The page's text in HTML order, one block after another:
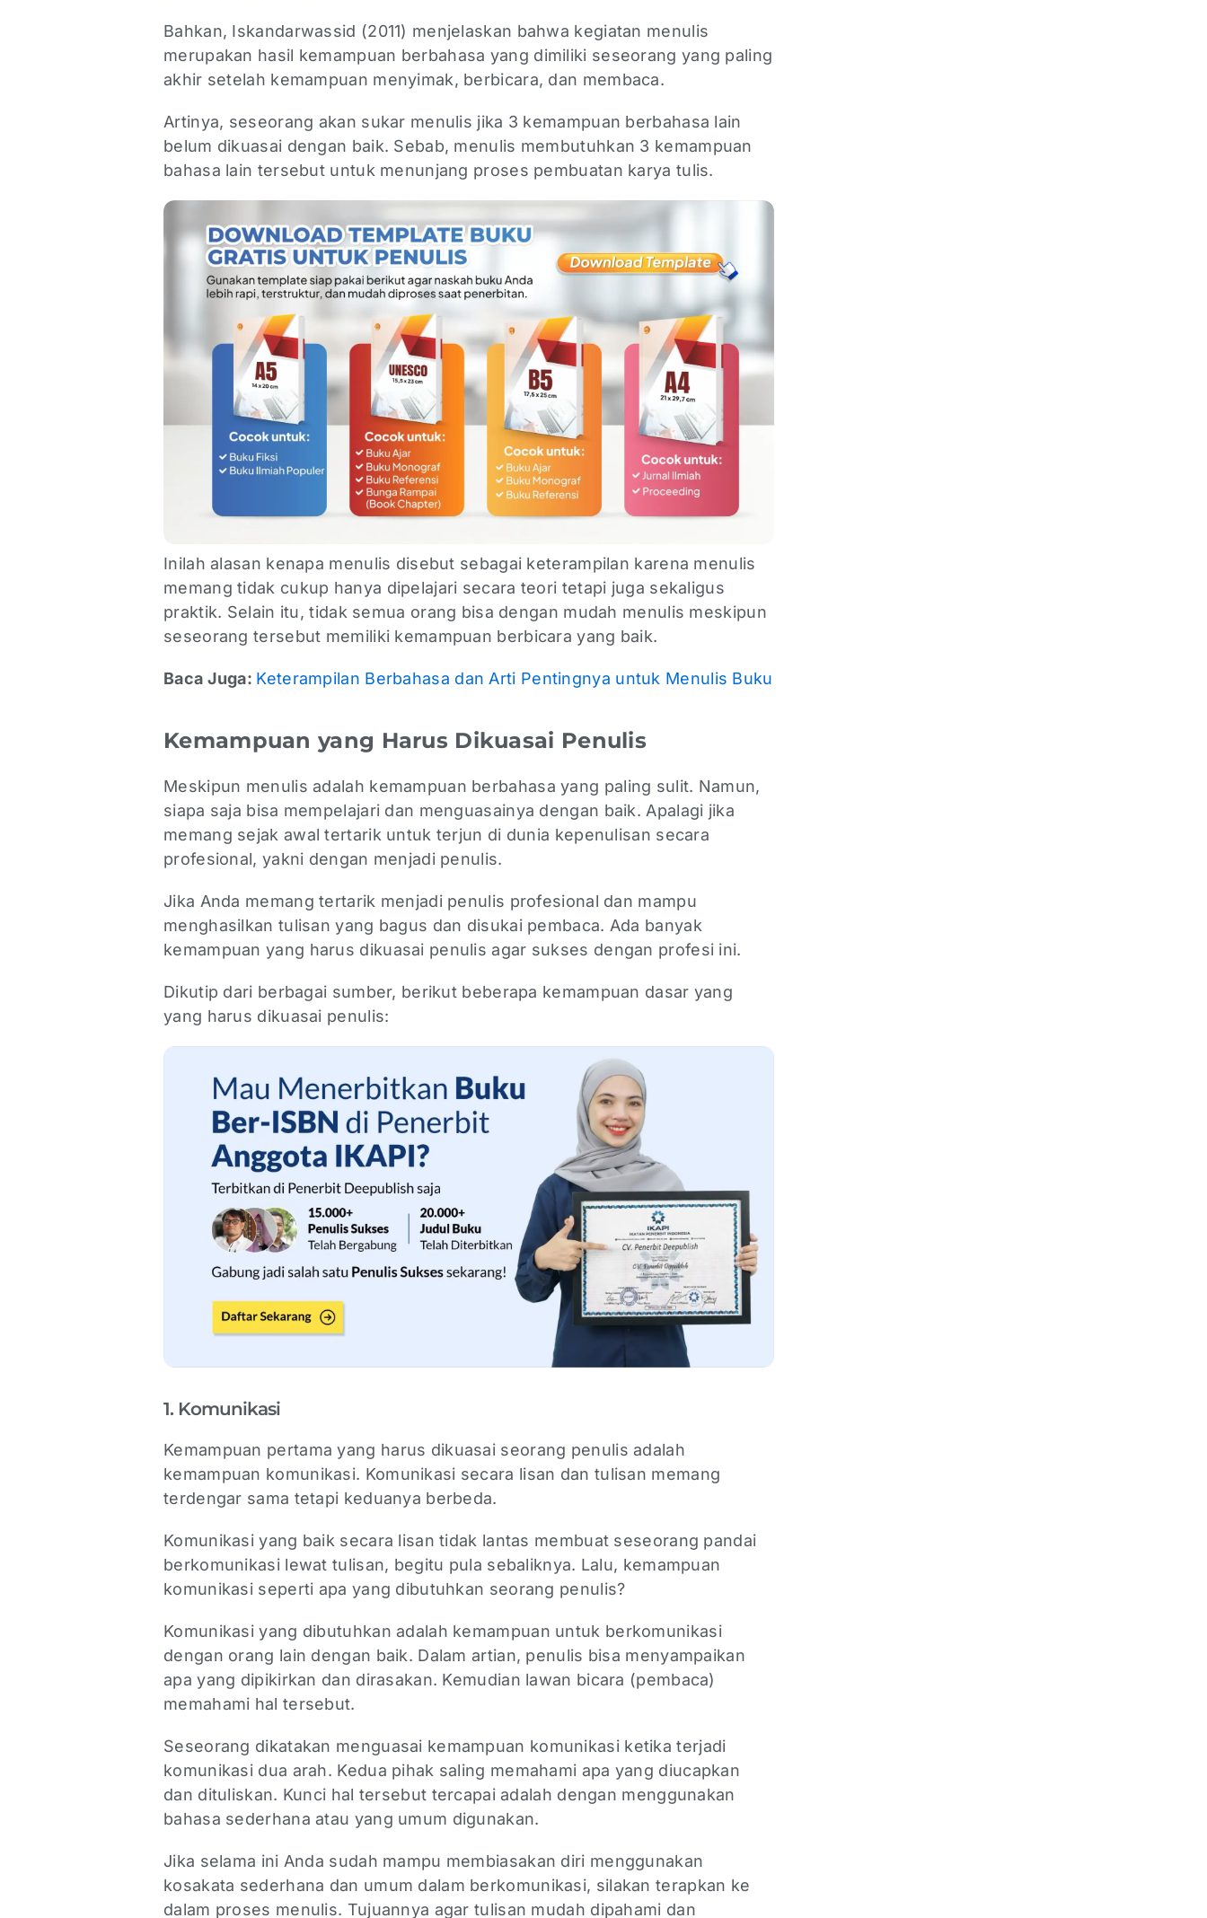
Bahkan, Iskandarwassid (2011) menjelaskan bahwa kegiatan menulis
merupakan hasil kemampuan berbahasa yang dimiliki seseorang yang paling
akhir setelah kemampuan menyimak, berbicara, dan membaca.
Artinya, seseorang akan sukar menulis jika 3 kemampuan berbahasa lain
belum dikuasai dengan baik. Sebab, menulis membutuhkan 3 kemampuan
bahasa lain tersebut untuk menunjang proses pembuatan karya tulis.
Inilah alasan kenapa menulis disebut sebagai keterampilan karena menulis
memang tidak cukup hanya dipelajari secara teori tetapi juga sekaligus
praktik. Selain itu, tidak semua orang bisa dengan mudah menulis meskipun
seseorang tersebut memiliki kemampuan berbicara yang baik.
Baca Juga: Keterampilan Berbahasa dan Arti Pentingnya untuk Menulis Buku
Kemampuan yang Harus Dikuasai Penulis
Meskipun menulis adalah kemampuan berbahasa yang paling sulit. Namun,
siapa saja bisa mempelajari dan menguasainya dengan baik. Apalagi jika
memang sejak awal tertarik untuk terjun di dunia kepenulisan secara
profesional, yakni dengan menjadi penulis.
Jika Anda memang tertarik menjadi penulis profesional dan mampu
menghasilkan tulisan yang bagus dan disukai pembaca. Ada banyak
kemampuan yang harus dikuasai penulis agar sukses dengan profesi ini.
Dikutip dari berbagai sumber, berikut beberapa kemampuan dasar yang
yang harus dikuasai penulis:
1. Komunikasi
Kemampuan pertama yang harus dikuasai seorang penulis adalah
kemampuan komunikasi. Komunikasi secara lisan dan tulisan memang
terdengar sama tetapi keduanya berbeda.
Komunikasi yang baik secara lisan tidak lantas membuat seseorang pandai
berkomunikasi lewat tulisan, begitu pula sebaliknya. Lalu, kemampuan
komunikasi seperti apa yang dibutuhkan seorang penulis?
Komunikasi yang dibutuhkan adalah kemampuan untuk berkomunikasi
dengan orang lain dengan baik. Dalam artian, penulis bisa menyampaikan
apa yang dipikirkan dan dirasakan. Kemudian lawan bicara (pembaca)
memahami hal tersebut.
Seseorang dikatakan menguasai kemampuan komunikasi ketika terjadi
komunikasi dua arah. Kedua pihak saling memahami apa yang diucapkan
dan dituliskan. Kunci hal tersebut tercapai adalah dengan menggunakan
bahasa sederhana atau yang umum digunakan.
Jika selama ini Anda sudah mampu membiasakan diri menggunakan
kosakata sederhana dan umum dalam berkomunikasi, silakan terapkan ke
dalam proses menulis. Tujuannya agar tulisan mudah dipahami dan